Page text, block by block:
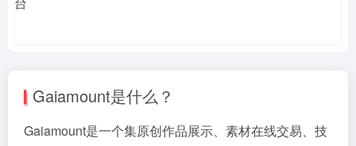
Gaiamount是什么？
Gaiamount是一个集原创作品展示、素材在线交易、技